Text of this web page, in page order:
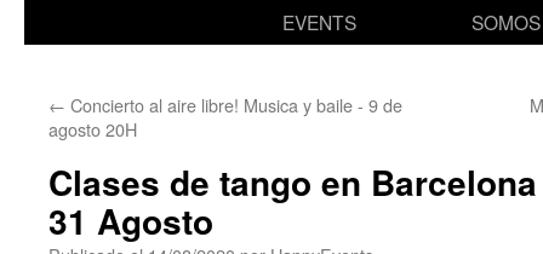
EVENTS
SOMOS
← Concierto al aire libre! Musica y baile - 9 de
agosto 20H
Clases de tango en
31 Agosto